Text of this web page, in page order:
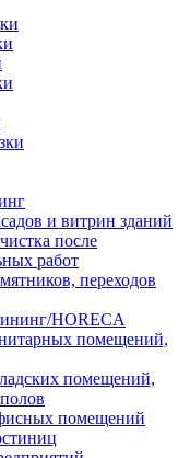
и витрин зданий
после
работ
переходов
HORECA
помещений,
помещений,
помещений